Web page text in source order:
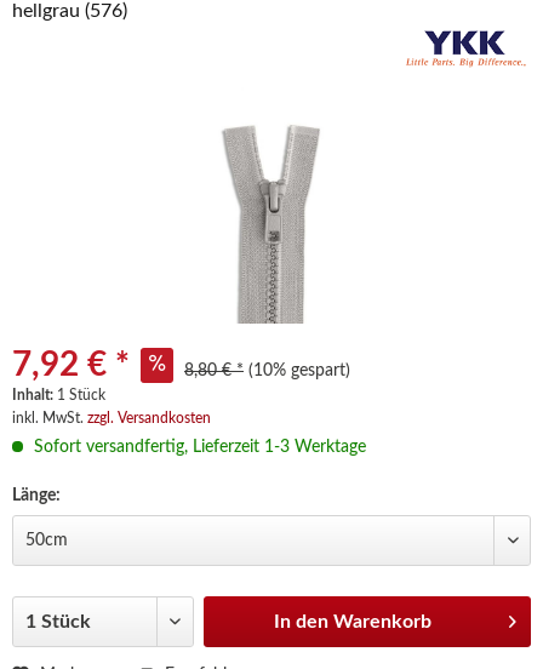
hellgrau (576)
7,92 € * 8,80 € * (10% gespart)
Inhalt: 1 Stück
inkl. MwSt. zzgl. Versandkosten
Sofort versandfertig, Lieferzeit 1-3 Werktage
Länge:
In den Warenkorb